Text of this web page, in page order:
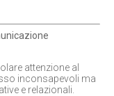
attenzione al
inconsapevoli ma
e relazionali.